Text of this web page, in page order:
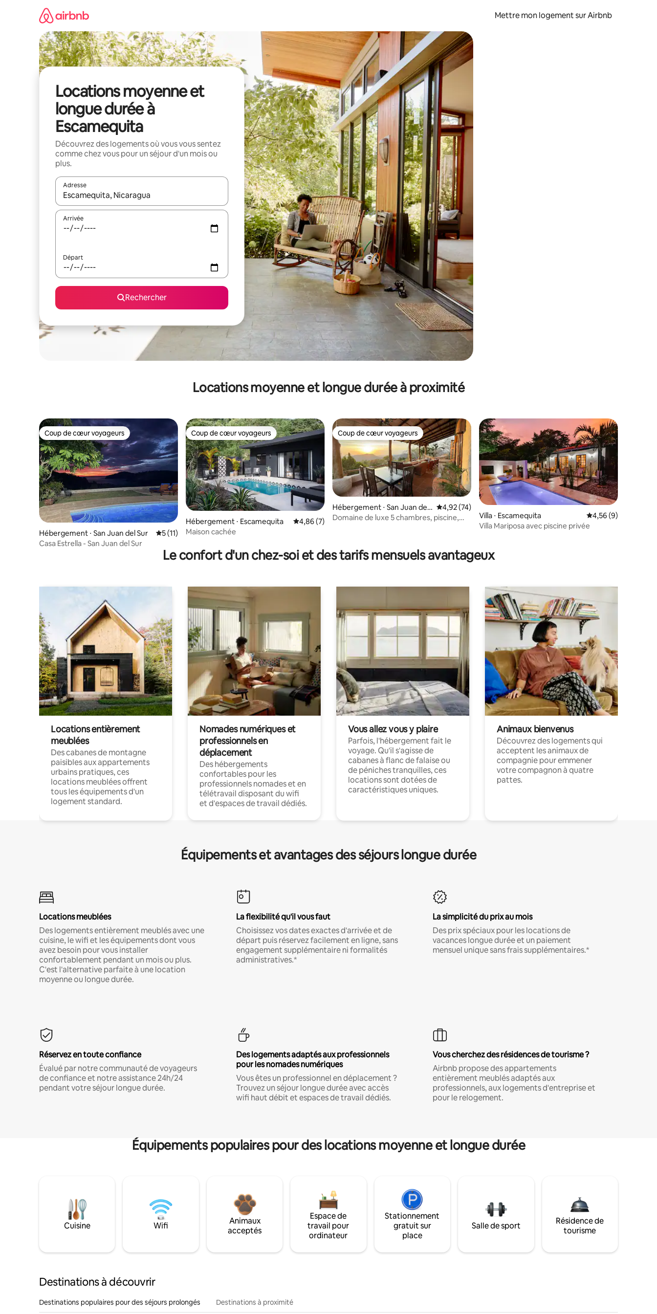
Mettre mon logement sur Airbnb
Locations moyenne et
longue durée à
Escamequita
Découvrez des logements où vous vous sentez
comme chez vous pour un séjour d'un mois ou
plus.
Adresse
Lorsque les résultats s'affichent, utilisez les flèches vers le haut et vers le bas pour les parcourir ou en appuyant et en faisant glisser.
Arrivée
Départ
Rechercher
Locations moyenne et longue durée à proximité
Coup de cœur voyageurs
Coup de cœur voyageurs
Hébergement ⋅ San Juan del Sur Évaluation moyenne sur la base de 11 commentaires : 5 sur 5
5 (11)
Casa Estrella - San Juan del Sur
Coup de cœur voyageurs
Coup de cœur voyageurs
Hébergement ⋅ Escamequita Évaluation moyenne sur la base de 7 commentaires : 4,86 sur 5
4,86 (7)
Maison cachée
Coup de cœur voyageurs
Coup de cœur voyageurs
Hébergement ⋅ San Juan del
Sur
Évaluation moyenne sur la base de 74 commentaires : 4,92 sur 5
4,92 (74)
Domaine de luxe 5 chambres, piscine,
Villa ⋅ Escamequita Évaluation moyenne
4,56 (9)
Villa Mariposa avec piscine privée
Le confort d'un chez-soi et des tarifs mensuels avantageux
Locations entièrement
meublées
Des cabanes de montagne
paisibles aux appartements
urbains pratiques, ces
locations meublées offrent
tous les équipements d'un
logement standard.
Nomades numériques et
professionnels en
déplacement
Des hébergements
confortables pour les
professionnels nomades et en
télétravail disposant du wifi
et d'espaces de travail dédiés.
Vous allez vous y plaire
Parfois, l'hébergement fait le
voyage. Qu'il s'agisse de
cabanes à flanc de falaise ou
de péniches tranquilles, ces
locations sont dotées de
caractéristiques uniques.
Animaux bienvenus
Découvrez des logements qui
acceptent les animaux de
compagnie pour emmener
votre compagnon à quatre
pattes.
Équipements et avantages des séjours longue durée
Locations meublées
Des logements entièrement meublés avec une
cuisine, le wifi et les équipements dont vous
avez besoin pour vous installer
confortablement pendant un mois ou plus.
C'est l'alternative parfaite à une location
moyenne ou longue durée.
La flexibilité qu'il vous faut
Choisissez vos dates exactes d'arrivée et de
départ puis réservez facilement en ligne, sans
engagement supplémentaire ni formalités
administratives.*
La simplicité du prix au mois
Des prix spéciaux pour les locations de
vacances longue durée et un paiement
mensuel unique sans frais supplémentaires.*
Réservez en toute confiance
Évalué par notre communauté de voyageurs
de confiance et notre assistance 24h/24
pendant votre séjour longue durée.
Des logements adaptés aux professionnels
pour les nomades numériques
Vous êtes un professionnel en déplacement ?
Trouvez un séjour longue durée avec accès
wifi haut débit et espaces de travail dédiés.
Vous cherchez des résidences de tourisme ?
Airbnb propose des appartements
entièrement meublés adaptés aux
professionnels, aux logements d'entreprise et
pour le relogement.
Équipements populaires pour des locations moyenne et longue durée
Cuisine Wifi
Animaux
acceptés
Espace de
travail pour
ordinateur
Stationnement
gratuit sur
place
Salle de sport
Résidence de
tourisme
Destinations à découvrir
Destinations populaires pour des séjours prolongés Destinations à proximité